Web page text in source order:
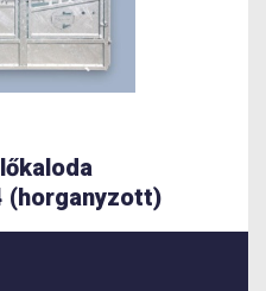
(horganyzott)